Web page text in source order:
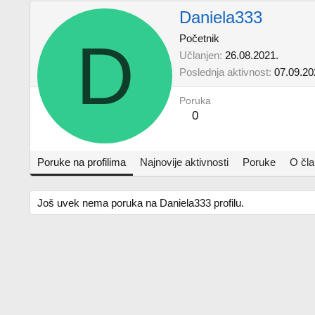
D
Daniela333
Početnik
Učlanjen 26.08.2021.
Poslednja aktivnost
Poruka
0
Poruke na profilima Najnovije aktivnosti Poruke O
Još uvek nema poruka na Daniela333 profilu.